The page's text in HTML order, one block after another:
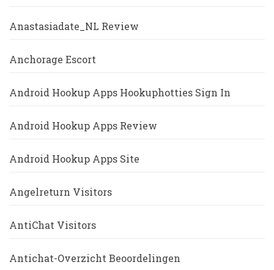
Anastasiadate_NL Review
Anchorage Escort
Android Hookup Apps Hookuphotties Sign In
Android Hookup Apps Review
Android Hookup Apps Site
Angelreturn Visitors
AntiChat Visitors
Antichat-Overzicht Beoordelingen